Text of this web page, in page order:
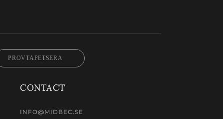
PROVTAPETSERA
CONTACT
INFO@MIDBEC.SE